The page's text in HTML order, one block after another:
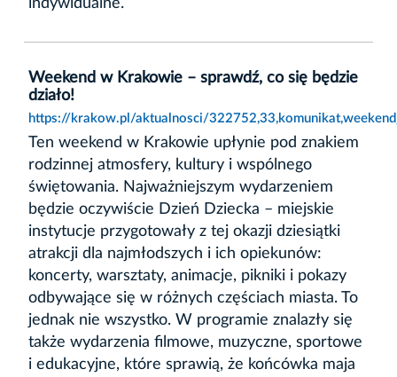
indywidualne.
Weekend w Krakowie – sprawdź, co się będzie
działo!
https://krakow.pl/aktualnosci/
Ten weekend w Krakowie upłynie pod znakiem
rodzinnej atmosfery, kultury i wspólnego
świętowania. Najważniejszym wydarzeniem
będzie oczywiście Dzień Dziecka – miejskie
instytucje przygotowały z tej okazji dziesiątki
atrakcji dla najmłodszych i ich opiekunów:
koncerty, warsztaty, animacje, pikniki i pokazy
odbywające się w różnych częściach miasta. To
jednak nie wszystko. W programie znalazły się
także wydarzenia filmowe, muzyczne, sportowe
i edukacyjne, które sprawią, że końcówka maja